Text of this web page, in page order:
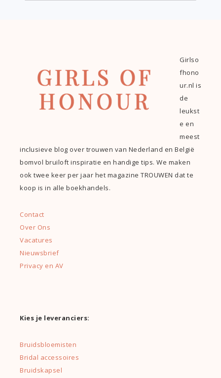
Girlso
fhono
ur.nl is
de
leukst
e en
meest
inclusieve blog over trouwen van Nederland en België
bomvol bruiloft inspiratie en handige tips. We maken
ook twee keer per jaar het magazine TROUWEN dat te
koop is in alle boekhandels.
Contact
Over Ons
Vacatures
Nieuwsbrief
Privacy en AV
Kies je leveranciers:
Bruidsbloemisten
Bridal accessoires
Bruidskapsel